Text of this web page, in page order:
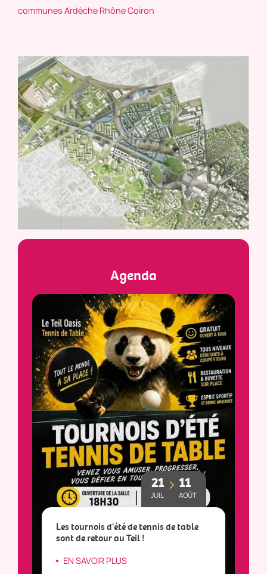
communes Ardèche Rhône Coiron
Agenda
21
JUIL
11
AOÛT
Les tournois d'été de tennis de table
sont de retour au Teil !
EN SAVOIR PLUS